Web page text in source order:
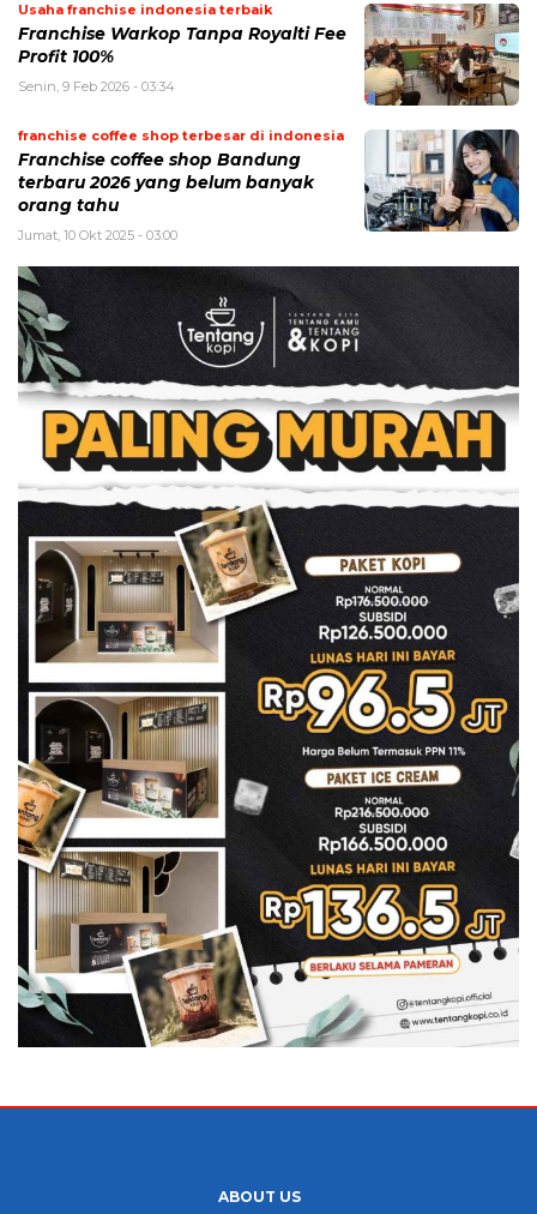
Usaha franchise indonesia terbaik
Franchise Warkop Tanpa Royalti Fee
Profit 100%
Senin, 9 Feb 2026 - 03:34
franchise coffee shop terbesar di indonesia
Franchise coffee shop Bandung
terbaru 2026 yang belum banyak
orang tahu
Jumat, 10 Okt 2025 - 03:00
ABOUT US